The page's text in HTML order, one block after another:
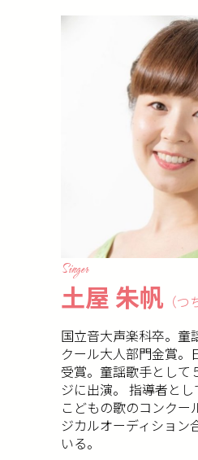
Singer
土屋 朱帆 （
国立音大声楽科卒。童
クール大人部門金賞。
受賞。童謡歌手として
ジに出演。 指導者とし
こどもの歌のコンクー
ジカルオーディション
いる。